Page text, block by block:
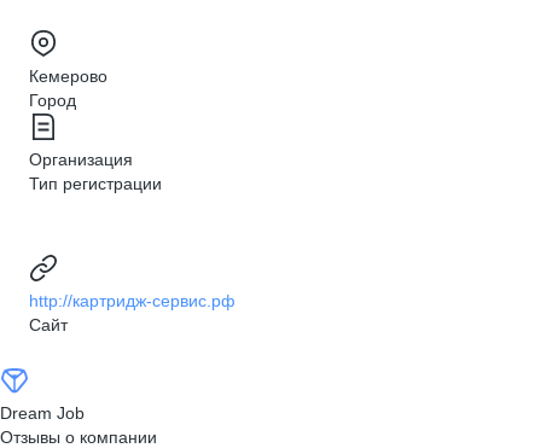
Кемерово
Город
Организация
Тип регистрации
http://картридж-сервис.рф
Сайт
Dream Job
Отзывы о компании